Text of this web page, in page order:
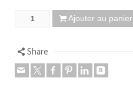
Ajouter au panier
Share